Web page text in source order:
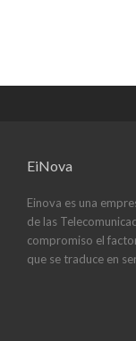
EiNova
Einova es una
de las
compromiso el
que se traduce en